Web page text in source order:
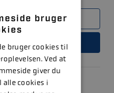
bruger
bruger cookies til
Ved at
giver du
cookies i